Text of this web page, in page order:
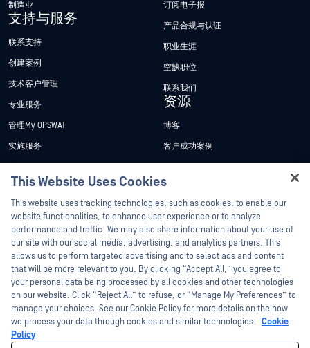
制造业
支持与服务
联系支持
创建案例
技术客户管理
专业服务
管理My OPSWAT
实施服务
技术文档
培训
漏洞计划
合作伙伴
认证
技术合作伙伴
渠道合作伙伴计划
订阅电子报
产品合规与认证
职业生涯
空缺职位
联系我们
资源
博客
客户成功案例
新闻报道
活动
网络研讨会
产品型录
白皮书
免费工具
©2026OPSWAT . 保留所有权利。OPSWAT、MetaDefender、Metascan、
This Website Uses Cookies
This website uses tracking technologies, such as cookies, to enable our
website functionalities, to enhance user experience or to analyze
performance and traffic. We may also share information about your use of
our site with our social media, advertising, and analytics partners. This
allows us to perform targeted advertising and to select ads and content
that will be more relevant to you. By clicking “Accept All,” you agree to
your personal data being processed by all cookies and other technologies
on our website. Click “Reject All” to refuse, or “Manage My Preferences” to
manage your choices. See our Cookie Policy for more details on the how
we process your data through cookies and similar technologies: Cookie
Policy
Hey there!
I'm Ozzy, your OPSWAT virtual assistant.
How can I help you secure what's critical
today?